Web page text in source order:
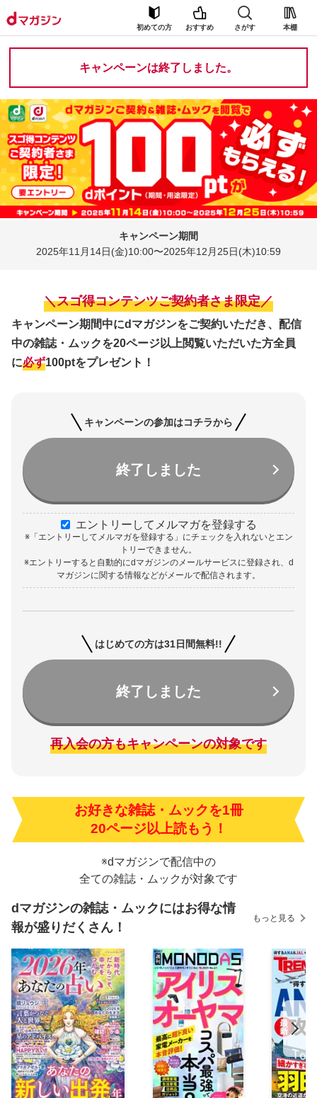
初めての方 おすすめ さがす 本棚
キャンペーンは終了しました。
キャンペーン期間
2025年11月14日(金)10:00〜2025年12月25日(木)10:59
＼スゴ得コンテンツご契約者さま限定／
キャンペーン期間中にdマガジンをご契約いただき、配信
中の雑誌・ムックを20ページ以上閲覧いただいた方全員
に必ず100ptをプレゼント！
キャンペーンの参加はコチラから
終了しました
エントリーしてメルマガを登録する
※「エントリーしてメルマガを登録する」にチェックを入れないとエン
トリーできません。
※エントリーすると自動的にdマガジンのメールサービスに登録され、d
マガジンに関する情報などがメールで配信されます。
はじめての方は31日間無料!!
終了しました
再入会の方もキャンペーンの対象です
お好きな雑誌・ムックを1冊
20ページ以上読もう！
※dマガジンで配信中の
全ての雑誌・ムックが対象です
dマガジンの雑誌・ムックにはお得な情
報が盛りだくさん！
もっと見る